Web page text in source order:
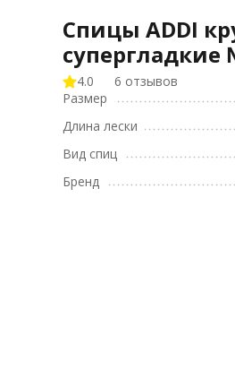
Спицы ADDI
супергладкие
4.0
6 отзывов
Размер
Длина лески
Вид спиц
Бренд